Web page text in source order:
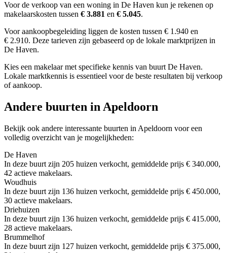
Voor de verkoop van een woning in De Haven kun je rekenen op
makelaarskosten tussen € 3.881 en € 5.045.
Voor aankoopbegeleiding liggen de kosten tussen € 1.940 en
€ 2.910. Deze tarieven zijn gebaseerd op de lokale marktprijzen in
De Haven.
Kies een makelaar met specifieke kennis van buurt De Haven.
Lokale marktkennis is essentieel voor de beste resultaten bij verkoop
of aankoop.
Andere buurten in Apeldoorn
Bekijk ook andere interessante buurten in Apeldoorn voor een
volledig overzicht van je mogelijkheden:
De Haven
In deze buurt zijn 205 huizen verkocht, gemiddelde prijs € 340.000,
42 actieve makelaars.
Woudhuis
In deze buurt zijn 136 huizen verkocht, gemiddelde prijs € 450.000,
30 actieve makelaars.
Driehuizen
In deze buurt zijn 136 huizen verkocht, gemiddelde prijs € 415.000,
28 actieve makelaars.
Brummelhof
In deze buurt zijn 127 huizen verkocht, gemiddelde prijs € 375.000,